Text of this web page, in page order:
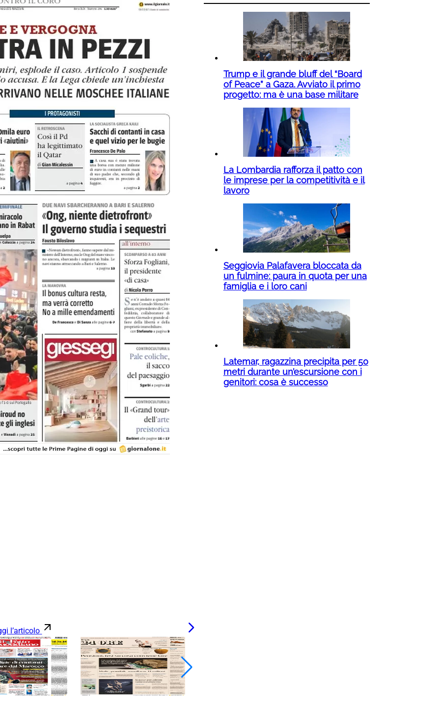
l’articolo
Trump e il grande bluff del “Board
of Peace” a Gaza. Avviato il primo
progetto: ma è una base militare
La Lombardia rafforza il patto con
le imprese per la competitività e il
lavoro
Seggiovia Palafavera bloccata da
un fulmine: paura in quota per una
famiglia e i loro cani
Latemar, ragazzina precipita per 50
metri durante un’escursione con i
genitori: cosa è successo